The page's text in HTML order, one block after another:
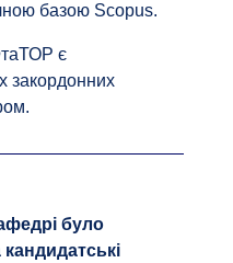
базою Scopus.
є
закордонних
було